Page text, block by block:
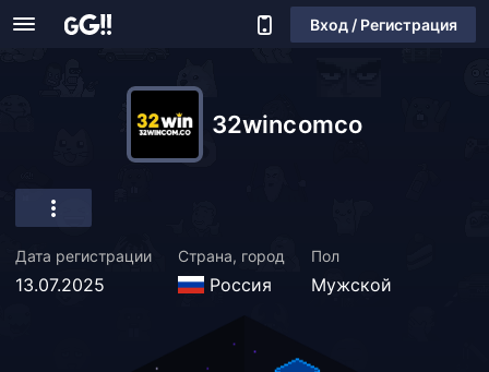
Вход / Регистрация
32wincomco
Дата регистрации
13.07.2025
Страна, город
Россия
Пол
Мужской